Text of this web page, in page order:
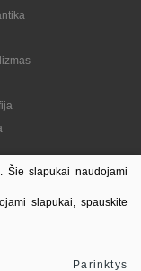
Šie slapukai naudojami
slapukai, spauskite
Parinktys